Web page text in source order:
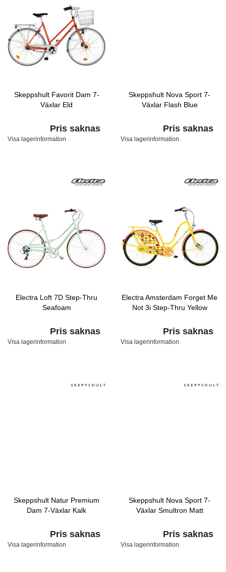
Skeppshult Favorit Dam 7-
Växlar Eld
Pris saknas
Visa lagerinformation
Skeppshult Nova Sport 7-
Växlar Flash Blue
Pris saknas
Visa lagerinformation
Electra Loft 7D Step-Thru
Seafoam
Pris saknas
Visa lagerinformation
Electra Amsterdam Forget Me
Not 3i Step-Thru Yellow
Pris saknas
Visa lagerinformation
Skeppshult Natur Premium
Dam 7-Växlar Kalk
Pris saknas
Visa lagerinformation
Skeppshult Nova Sport 7-
Växlar Smultron Matt
Pris saknas
Visa lagerinformation